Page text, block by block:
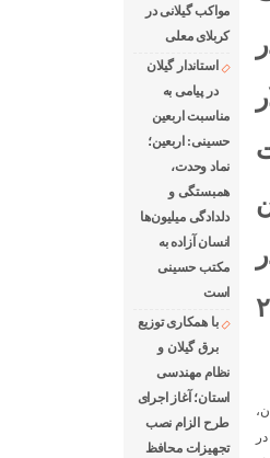
و ۲۴
مواکب گیلانی در
کربلای معلی
استاندار گیلان
در پیامی به
مناسبت اربعین
حسینی: اربعین؛
نماد وحدت،
همبستگی و
دلدادگی میلیون‌ها
انسان آزاده به
مکتب حسینی
است
با همکاری توزیع
برق گیلان و
نظام مهندسی
استان؛ آغاز اجرای
طرح الزام نصب
تجهیزات محافظ